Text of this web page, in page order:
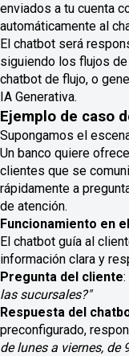
enviados a tu cuenta
automáticamente al
El chatbot será
siguiendo los flujos
chatbot de flujo, o
IA Generativa.
Ejemplo de caso
Supongamos el
Un banco quiere
clientes que se
rápidamente a
de atención.
Funcionamiento en
El chatbot guía al
información clara y
Pregunta del cliente:
las sucursales?"
Respuesta del
preconfigurado,
de lunes a viernes, de